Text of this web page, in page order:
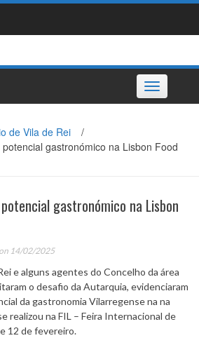
Toggle
navigation
de Vila de Rei
/
gastronómico na Lisbon Food
gastronómico na Lisbon
on 14/02/2025
e alguns agentes do Concelho da área
o desafio da Autarquia, evidenciaram
da gastronomia Vilarregense na na
realizou na FIL – Feira Internacional de
12 de fevereiro.